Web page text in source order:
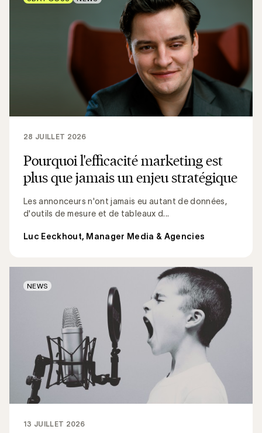
Pourquoi l'efficacité marketing est
plus que jamais un enjeu stratégique
Les annonceurs n'ont jamais eu autant de données,
d'outils de mesure et de tableaux d...
28 JUILLET 2026
Luc Eeckhout, Manager Media & Agencies
13 JUILLET 2026
NEWS